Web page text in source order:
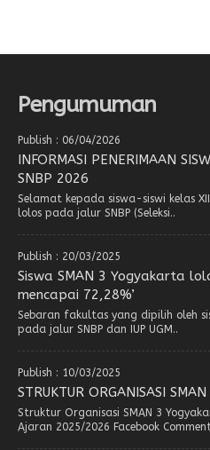
Pengumuman
Publish : 06/04/2026
INFORMASI PENERIMAAN
SNBP 2026
Selamat kepada siswa-siswi kelas
lolos pada jalur SNBP (Seleksi..
Publish : 20/03/2025
Siswa SMAN 3 Yogyakarta
mencapai 72,28%’
Sebaran fakultas yang dipilih oleh
pada jalur SNBP dan IUP UGM..
Publish : 10/03/2025
STRUKTUR ORGANISASI
Struktur Organisasi SMAN 3
Ajaran 2025/2026 Facebook